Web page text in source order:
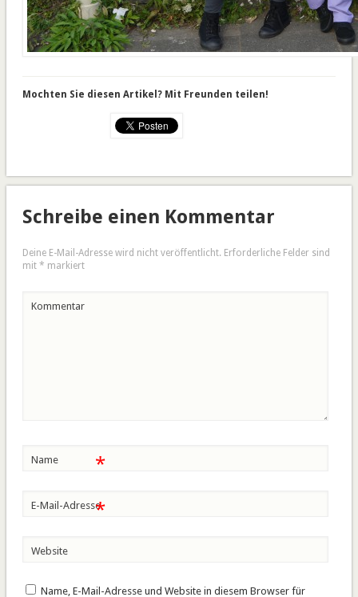
Mochten Sie diesen Artikel? Mit Freunden teilen!
Schreibe einen Kommentar
Deine E-Mail-Adresse wird nicht veröffentlicht. Erforderliche Felder sind
mit * markiert
Kommentar
Name *
E-Mail-Adresse*
Website
Name, E-Mail-Adresse und Website in diesem Browser für